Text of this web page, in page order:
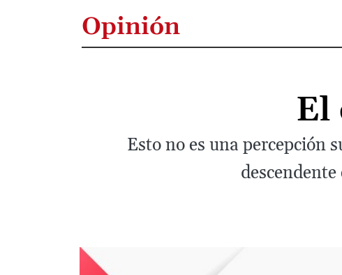
Opinión
El
Esto no es una percepción